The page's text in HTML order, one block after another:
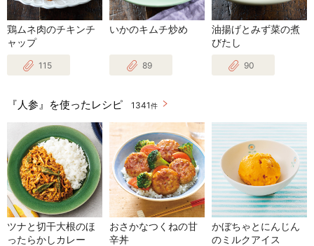
鶏ムネ肉のチキンチ
ャップ
115
いかのキムチ炒め
89
油揚げとみず菜の煮
びたし
90
『人参』を使ったレシピ 1341 件
ツナと切干大根のほ
ったらかしカレー
おさかなつくねの甘
辛丼
かぼちゃとにんじん
のミルクアイス